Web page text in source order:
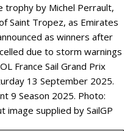
by Michel Perrault,
Saint Tropez, as Emirates
as winners after
due to storm warnings
France Sail Grand Prix
13 September 2025.
9 Season 2025. Photo:
image supplied by SailGP